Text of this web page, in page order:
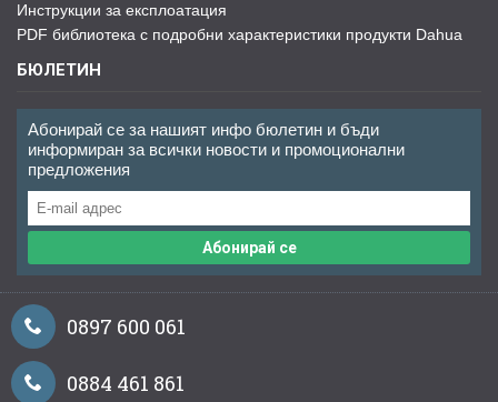
Инструкции за експлоатация
PDF библиотека с подробни характеристики продукти Dahua
БЮЛЕТИН
Абонирай се за нашият инфо бюлетин и бъди
информиран за всички новости и промоционални
предложения
Абонирай се
0897 600 061
0884 461 861